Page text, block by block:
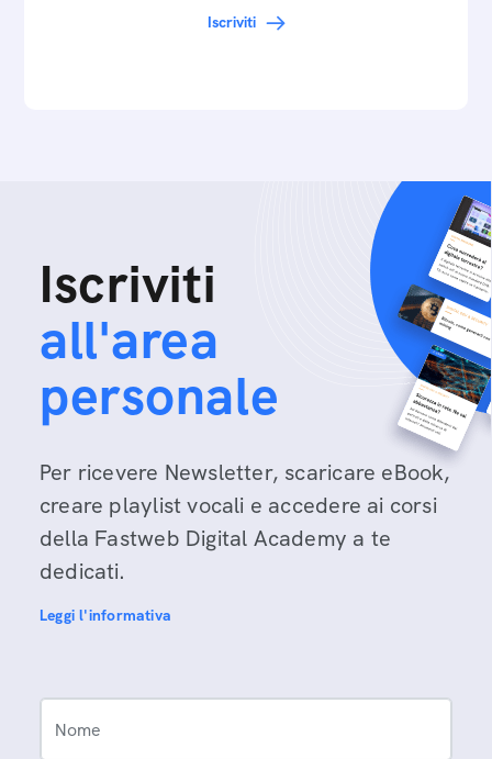
Iscriviti
Iscriviti
all'area
personale
Per ricevere Newsletter, scaricare eBook,
creare playlist vocali e accedere ai corsi
della Fastweb Digital Academy a te
dedicati.
Leggi l'informativa
Nome